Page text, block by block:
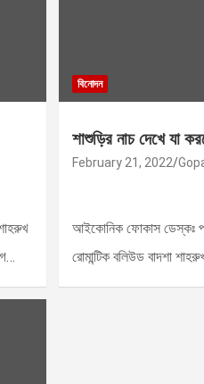
বিনোদন
শাশুড়ির নাচ দেখে যা
February 21, 2022
আইকোনিক ফোকাস ডেস্কঃ
রোমান্টিক বলিউড বাদশা